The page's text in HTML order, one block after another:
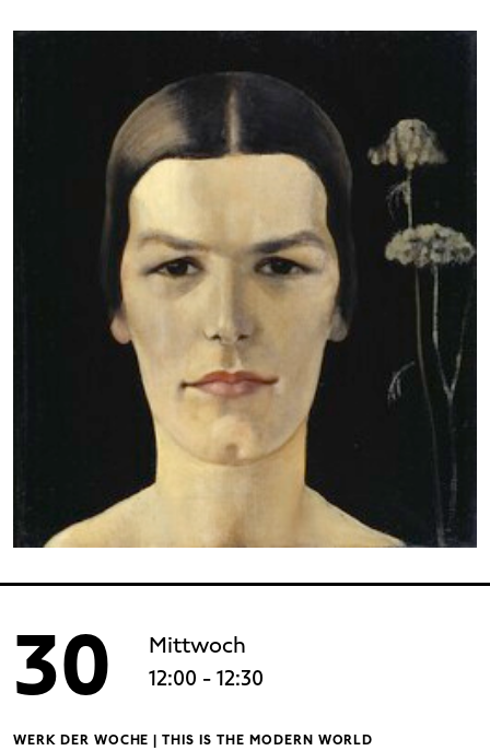
30
Mittwoch
12:00 - 12:30
WERK DER WOCHE | THIS IS THE MODERN WORLD